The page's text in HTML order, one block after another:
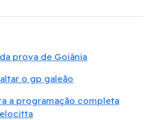
prova de Goiânia
o gp galeão
a programação completa